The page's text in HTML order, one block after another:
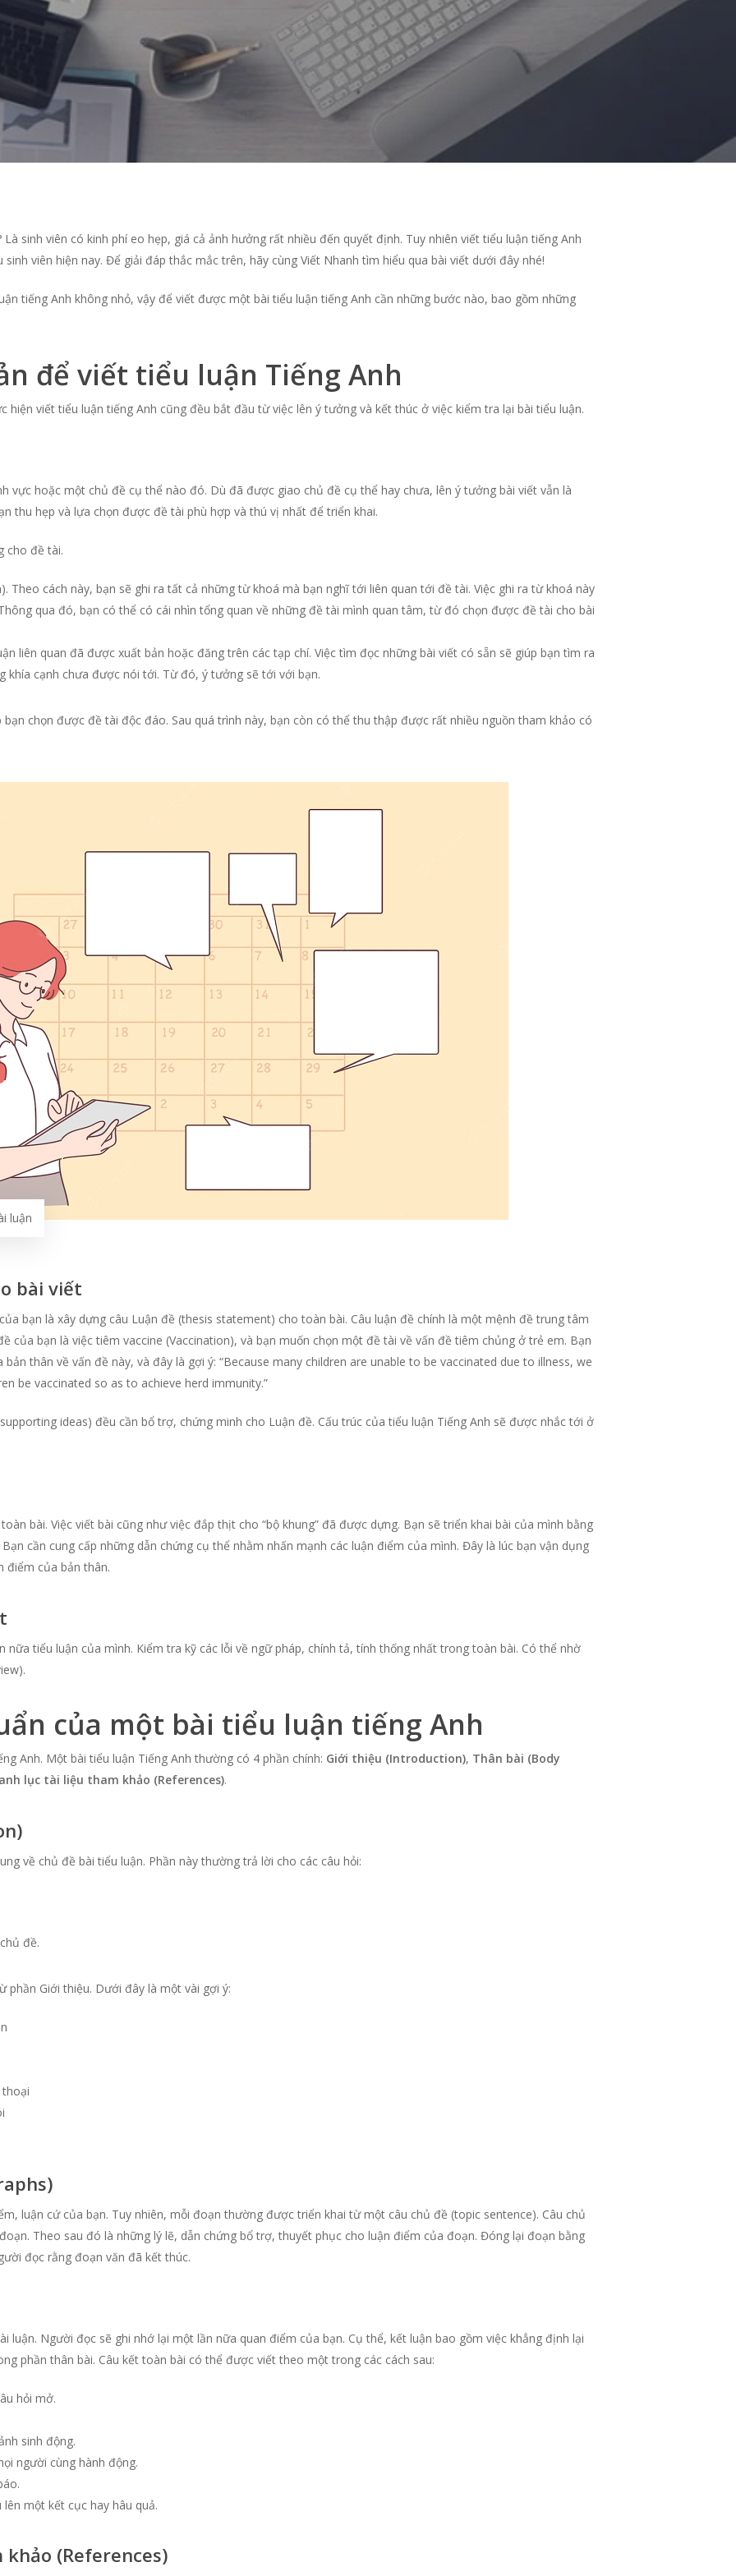
sinh viên có kinh phí eo hẹp, giá cả ảnh hưởng rất nhiều đến quyết định. Tuy nhiên viết tiểu luận tiếng Anh
viên hiện nay. Để giải đáp thắc mắc trên, hãy cùng Viết Nhanh tìm hiểu qua bài viết dưới đây nhé!
tiếng Anh không nhỏ, vậy để viết được một bài tiểu luận tiếng Anh cần những bước nào, bao gồm những
để viết tiểu luận Tiếng Anh
hiện viết tiểu luận tiếng Anh cũng đều bắt đầu từ việc lên ý tưởng và kết thúc ở việc kiểm tra lại bài tiểu luận.
vực hoặc một chủ đề cụ thể nào đó. Dù đã được giao chủ đề cụ thể hay chưa, lên ý tưởng bài viết vẫn là
thu hẹp và lựa chọn được đề tài phù hợp và thú vị nhất để triển khai.
cho đề tài.
Theo cách này, bạn sẽ ghi ra tất cả những từ khoá mà bạn nghĩ tới liên quan tới đề tài. Việc ghi ra từ khoá này
qua đó, bạn có thể có cái nhìn tổng quan về những đề tài mình quan tâm, từ đó chọn được đề tài cho bài
liên quan đã được xuất bản hoặc đăng trên các tạp chí. Việc tìm đọc những bài viết có sẵn sẽ giúp bạn tìm ra
khía cạnh chưa được nói tới. Từ đó, ý tưởng sẽ tới với bạn.
chọn được đề tài độc đáo. Sau quá trình này, bạn còn có thể thu thập được rất nhiều nguồn tham khảo có
luận
bài viết
bạn là xây dựng câu Luận đề (thesis statement) cho toàn bài. Câu luận đề chính là một mệnh đề trung tâm
của bạn là việc tiêm vaccine (Vaccination), và bạn muốn chọn một đề tài về vấn đề tiêm chủng ở trẻ em. Bạn
thân về vấn đề này, và đây là gợi ý: “Because many children are unable to be vaccinated due to illness, we
be vaccinated so as to achieve herd immunity.”
ideas) đều cần bổ trợ, chứng minh cho Luận đề. Cấu trúc của tiểu luận Tiếng Anh sẽ được nhắc tới ở
bài. Việc viết bài cũng như việc đắp thịt cho “bộ khung” đã được dựng. Bạn sẽ triển khai bài của mình bằng
cần cung cấp những dẫn chứng cụ thể nhằm nhấn mạnh các luận điểm của mình. Đây là lúc bạn vận dụng
điểm của bản thân.
nữa tiểu luận của mình. Kiểm tra kỹ các lỗi về ngữ pháp, chính tả, tính thống nhất trong toàn bài. Có thể nhờ
của một bài tiểu luận tiếng Anh
Anh. Một bài tiểu luận Tiếng Anh thường có 4 phần chính: Giới thiệu (Introduction), Thân bài (Body
lục tài liệu tham khảo (References).
về chủ đề bài tiểu luận. Phần này thường trả lời cho các câu hỏi:
đề.
phần Giới thiệu. Dưới đây là một vài gợi ý:
luận cứ của bạn. Tuy nhiên, mỗi đoạn thường được triển khai từ một câu chủ đề (topic sentence). Câu chủ
Theo sau đó là những lý lẽ, dẫn chứng bổ trợ, thuyết phục cho luận điểm của đoạn. Đóng lại đoạn bằng
đọc rằng đoạn văn đã kết thúc.
luận. Người đọc sẽ ghi nhớ lại một lần nữa quan điểm của bạn. Cụ thể, kết luận bao gồm việc khẳng định lại
phần thân bài. Câu kết toàn bài có thể được viết theo một trong các cách sau:
hỏi mở.
sinh động.
người cùng hành động.
một kết cục hay hâu quả.
(References)